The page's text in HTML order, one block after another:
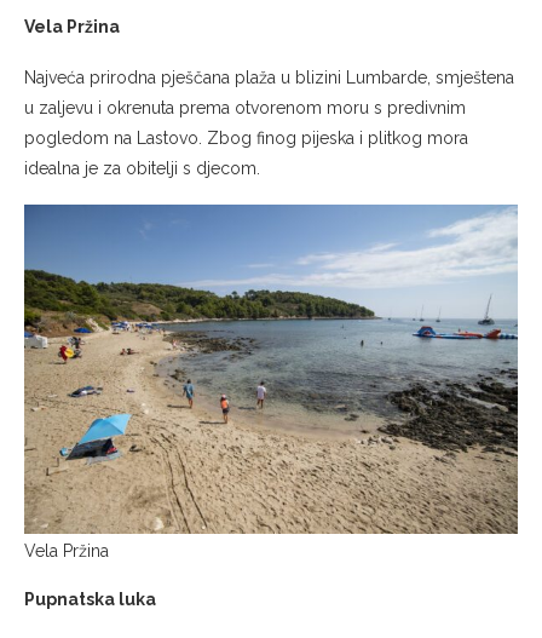
Vela Pržina
Najveća prirodna pješčana plaža u blizini Lumbarde, smještena
u zaljevu i okrenuta prema otvorenom moru s predivnim
pogledom na Lastovo. Zbog finog pijeska i plitkog mora
idealna je za obitelji s djecom.
Vela Pržina
Pupnatska luka